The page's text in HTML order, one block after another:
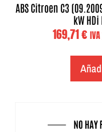
ABS Citroen C3
kW HDi
169,71€